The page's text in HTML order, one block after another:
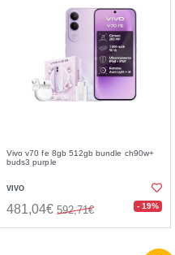
Vivo v70 fe 8gb 512gb bundle ch90w+
buds3 purple
VIVO
481,04€ 592,71€ - 19%